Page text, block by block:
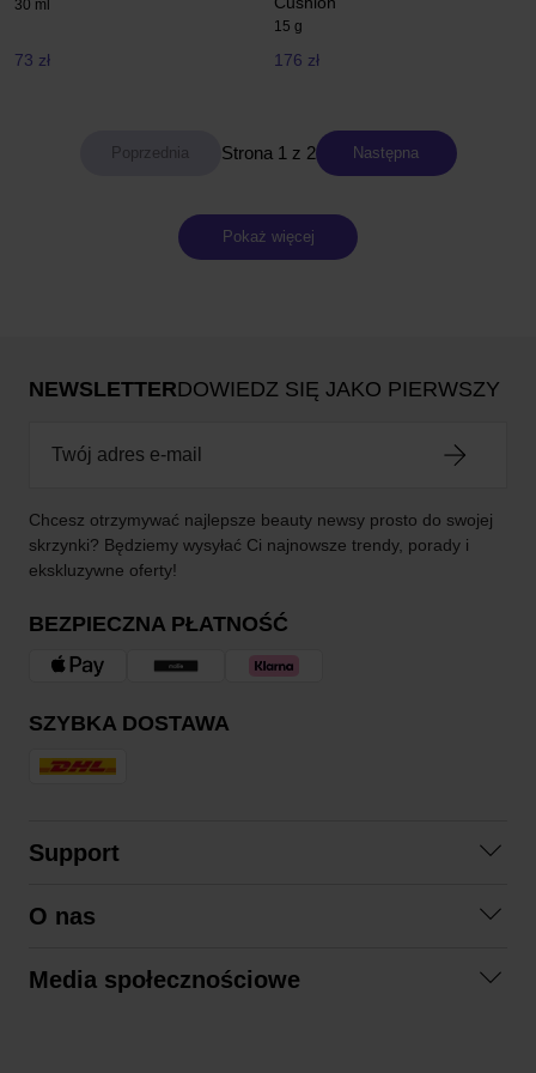
30 ml
73 zł
15 g
176 zł
Strona 1 z 2 Następna
Pokaż więcej
NEWSLETTERDOWIEDZ SIĘ JAKO PIERWSZY
Chcesz otrzymywać najlepsze beauty newsy prosto do swojej
skrzynki? Będziemy wysyłać Ci najnowsze trendy, porady i
ekskluzywne oferty!
BEZPIECZNA PŁATNOŚĆ
SZYBKA DOSTAWA
Support
Regulamin zakupów
O nas
Zrównoważony rozwój
Media społecznościowe